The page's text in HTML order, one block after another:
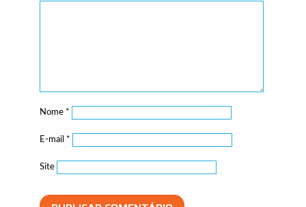
Nome *
E-mail *
Site